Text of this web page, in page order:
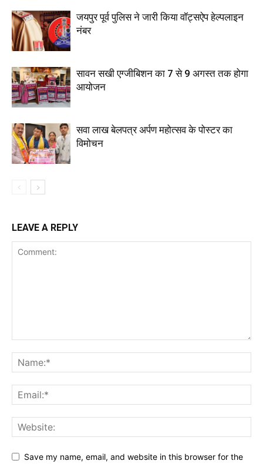
जयपुर पूर्व पुलिस ने जारी किया वॉट्सऐप हेल्पलाइन
नंबर
सावन सखी एग्जीबिशन का 7 से 9 अगस्त तक होगा
आयोजन
सवा लाख बेलपत्र अर्पण महोत्सव के पोस्टर का
विमोचन
LEAVE A REPLY
Save my name, email, and website in this browser for the